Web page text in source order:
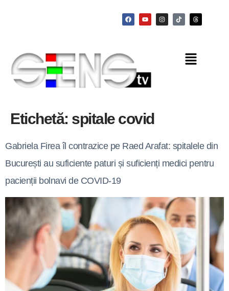
Etichetă: spitale covid
Gabriela Firea îl contrazice pe Raed Arafat: spitalele din
București au suficiente paturi și suficienți medici pentru
pacienții bolnavi de COVID-19